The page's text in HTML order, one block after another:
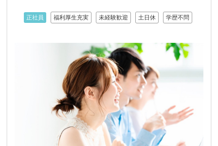
正社員 福利厚生充実 未経験歓迎 土日休 学歴不問